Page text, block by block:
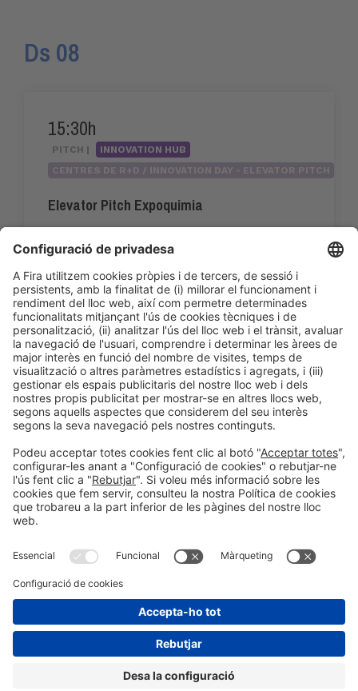
Ds 08
15:30h
PITCH |
INNOVATION HUB
CENTRES DE R+D / INNOVATION DAY - ELEVATOR PITCH
Elevator Pitch Expoquimia
Innovation Hub Area - Stand Acció
Accés públic
LLegir més
#EXPOQUIMIA2026
a les xarxes socials